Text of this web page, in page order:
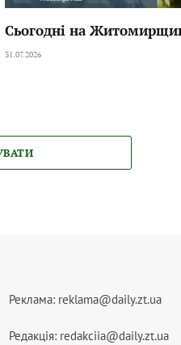
Сьогодні на
31.07.2026
Реклама: reklama@daily.zt.ua
Редакція: redakciia@daily.zt.ua